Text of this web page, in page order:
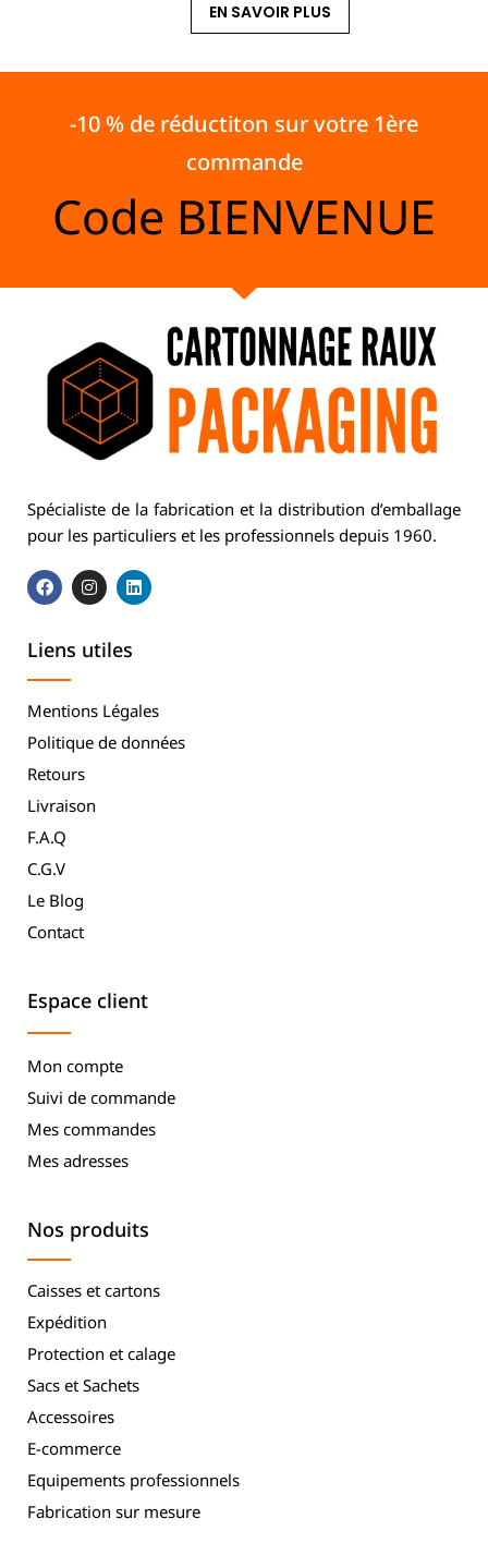
EN SAVOIR PLUS
-10 % de réductiton sur votre 1ère
commande
Code BIENVENUE
Spécialiste de la fabrication et la distribution d’emballage
pour les particuliers et les professionnels depuis 1960.
Liens utiles
Mentions Légales
Politique de données
Retours
Livraison
F.A.Q
C.G.V
Le Blog
Contact
Espace client
Mon compte
Suivi de commande
Mes commandes
Mes adresses
Nos produits
Caisses et cartons
Expédition
Protection et calage
Sacs et Sachets
Accessoires
E-commerce
Equipements professionnels
Fabrication sur mesure